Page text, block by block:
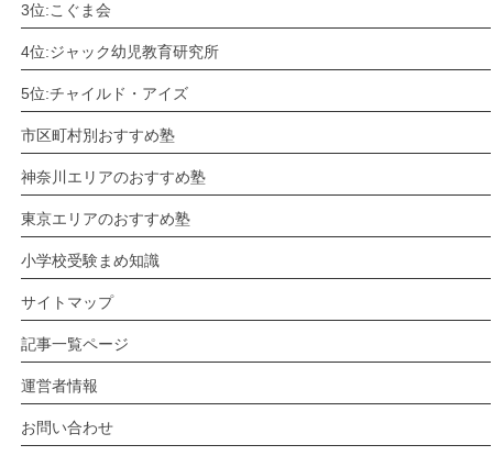
3位:こぐま会
4位:ジャック幼児教育研究所
5位:チャイルド・アイズ
市区町村別おすすめ塾
神奈川エリアのおすすめ塾
東京エリアのおすすめ塾
小学校受験まめ知識
サイトマップ
記事一覧ページ
運営者情報
お問い合わせ